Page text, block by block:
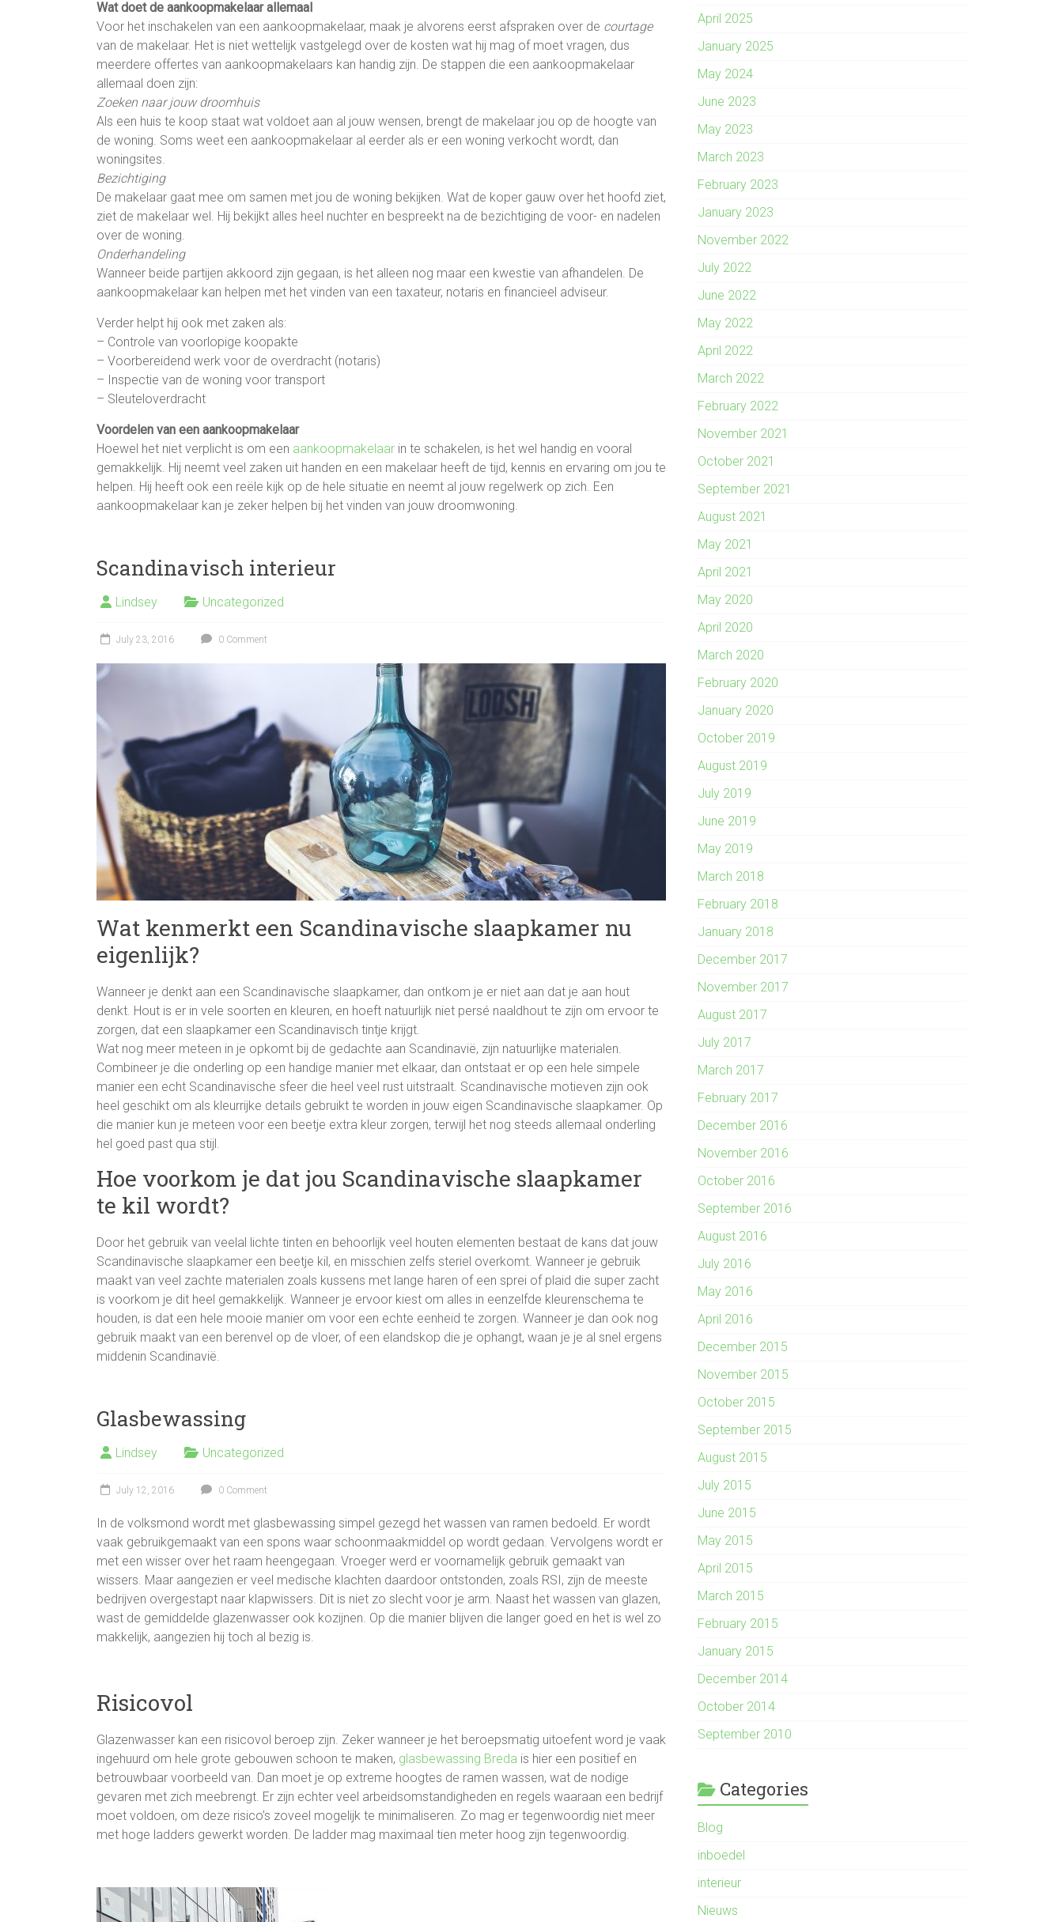
Wat doet de aankoopmakelaar allemaal
Voor het inschakelen van een aankoopmakelaar, maak je alvorens eerst afspraken over de courtage
van de makelaar. Het is niet wettelijk vastgelegd over de kosten wat hij mag of moet vragen, dus
meerdere offertes van aankoopmakelaars kan handig zijn. De stappen die een aankoopmakelaar
allemaal doen zijn:
Zoeken naar jouw droomhuis
Als een huis te koop staat wat voldoet aan al jouw wensen, brengt de makelaar jou op de hoogte van
de woning. Soms weet een aankoopmakelaar al eerder als er een woning verkocht wordt, dan
woningsites.
Bezichtiging
De makelaar gaat mee om samen met jou de woning bekijken. Wat de koper gauw over het hoofd ziet,
ziet de makelaar wel. Hij bekijkt alles heel nuchter en bespreekt na de bezichtiging de voor- en nadelen
over de woning.
Onderhandeling
Wanneer beide partijen akkoord zijn gegaan, is het alleen nog maar een kwestie van afhandelen. De
aankoopmakelaar kan helpen met het vinden van een taxateur, notaris en financieel adviseur.
Verder helpt hij ook met zaken als:
– Controle van voorlopige koopakte
– Voorbereidend werk voor de overdracht (notaris)
– Inspectie van de woning voor transport
– Sleuteloverdracht
Voordelen van een aankoopmakelaar
Hoewel het niet verplicht is om een aankoopmakelaar in te schakelen, is het wel handig en vooral
gemakkelijk. Hij neemt veel zaken uit handen en een makelaar heeft de tijd, kennis en ervaring om jou te
helpen. Hij heeft ook een reële kijk op de hele situatie en neemt al jouw regelwerk op zich. Een
aankoopmakelaar kan je zeker helpen bij het vinden van jouw droomwoning.
Scandinavisch interieur
Lindsey Uncategorized
July 23, 2016 0 Comment
Wat kenmerkt een Scandinavische slaapkamer nu
eigenlijk?
Wanneer je denkt aan een Scandinavische slaapkamer, dan ontkom je er niet aan dat je aan hout
denkt. Hout is er in vele soorten en kleuren, en hoeft natuurlijk niet persé naaldhout te zijn om ervoor te
zorgen, dat een slaapkamer een Scandinavisch tintje krijgt.
Wat nog meer meteen in je opkomt bij de gedachte aan Scandinavië, zijn natuurlijke materialen.
Combineer je die onderling op een handige manier met elkaar, dan ontstaat er op een hele simpele
manier een echt Scandinavische sfeer die heel veel rust uitstraalt. Scandinavische motieven zijn ook
heel geschikt om als kleurrijke details gebruikt te worden in jouw eigen Scandinavische slaapkamer. Op
die manier kun je meteen voor een beetje extra kleur zorgen, terwijl het nog steeds allemaal onderling
hel goed past qua stijl.
Hoe voorkom je dat jou Scandinavische slaapkamer
te kil wordt?
Door het gebruik van veelal lichte tinten en behoorlijk veel houten elementen bestaat de kans dat jouw
Scandinavische slaapkamer een beetje kil, en misschien zelfs steriel overkomt. Wanneer je gebruik
maakt van veel zachte materialen zoals kussens met lange haren of een sprei of plaid die super zacht
is voorkom je dit heel gemakkelijk. Wanneer je ervoor kiest om alles in eenzelfde kleurenschema te
houden, is dat een hele mooie manier om voor een echte eenheid te zorgen. Wanneer je dan ook nog
gebruik maakt van een berenvel op de vloer, of een elandskop die je ophangt, waan je je al snel ergens
middenin Scandinavië.
Glasbewassing
Lindsey Uncategorized
July 12, 2016 0 Comment
In de volksmond wordt met glasbewassing simpel gezegd het wassen van ramen bedoeld. Er wordt
vaak gebruikgemaakt van een spons waar schoonmaakmiddel op wordt gedaan. Vervolgens wordt er
met een wisser over het raam heengegaan. Vroeger werd er voornamelijk gebruik gemaakt van
wissers. Maar aangezien er veel medische klachten daardoor ontstonden, zoals RSI, zijn de meeste
bedrijven overgestapt naar klapwissers. Dit is niet zo slecht voor je arm. Naast het wassen van glazen,
wast de gemiddelde glazenwasser ook kozijnen. Op die manier blijven die langer goed en het is wel zo
makkelijk, aangezien hij toch al bezig is.
Risicovol
Glazenwasser kan een risicovol beroep zijn. Zeker wanneer je het beroepsmatig uitoefent word je vaak
ingehuurd om hele grote gebouwen schoon te maken, glasbewassing Breda is hier een positief en
betrouwbaar voorbeeld van. Dan moet je op extreme hoogtes de ramen wassen, wat de nodige
gevaren met zich meebrengt. Er zijn echter veel arbeidsomstandigheden en regels waaraan een bedrijf
moet voldoen, om deze risico’s zoveel mogelijk te minimaliseren. Zo mag er tegenwoordig niet meer
met hoge ladders gewerkt worden. De ladder mag maximaal tien meter hoog zijn tegenwoordig.
April 2025
January 2025
May 2024
June 2023
May 2023
March 2023
February 2023
January 2023
November 2022
July 2022
June 2022
May 2022
April 2022
March 2022
February 2022
November 2021
October 2021
September 2021
August 2021
May 2021
April 2021
May 2020
April 2020
March 2020
February 2020
January 2020
October 2019
August 2019
July 2019
June 2019
May 2019
March 2018
February 2018
January 2018
December 2017
November 2017
August 2017
July 2017
March 2017
February 2017
December 2016
November 2016
October 2016
September 2016
August 2016
July 2016
May 2016
April 2016
December 2015
November 2015
October 2015
September 2015
August 2015
July 2015
June 2015
May 2015
April 2015
March 2015
February 2015
January 2015
December 2014
October 2014
September 2010
Categories
Blog
inboedel
interieur
Nieuws